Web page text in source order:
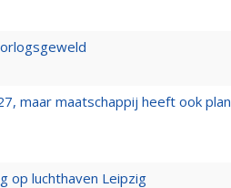
maar maatschappij heeft ook plan
op luchthaven Leipzig